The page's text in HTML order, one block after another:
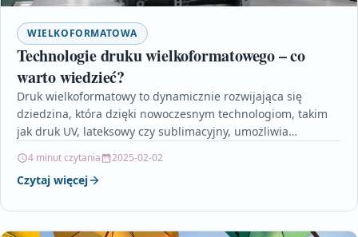
WIELKOFORMATOWA
Technologie druku wielkoformatowego – co
warto wiedzieć?
Druk wielkoformatowy to dynamicznie rozwijająca się
dziedzina, która dzięki nowoczesnym technologiom, takim
jak druk UV, lateksowy czy sublimacyjny, umożliwia
4 minut czytania 2025-02-02
Czytaj więcej